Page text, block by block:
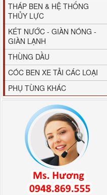
THÁP BEN & HỆ THỐNG
THỦY LỰC
KÉT NƯỚC - GIÀN NÓNG -
GIÀN LẠNH
THÙNG DẦU
CÓC BEN XE TẢI CÁC LOẠI
PHỤ TÙNG KHÁC
80YHCB-60 Bơm xăng
dầu 60m3/h...
M4610162101A0 Tapbi
cửa Thaco...